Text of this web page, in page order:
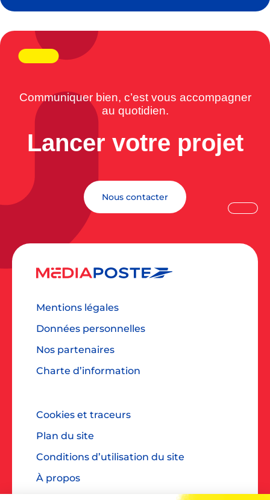
Communiquer bien, c’est vous accompagner
au quotidien.
Lancer votre projet
Nous contacter
Mentions légales
Données personnelles
Nos partenaires
Charte d’information
Cookies et traceurs
Plan du site
Conditions d’utilisation du site
À propos